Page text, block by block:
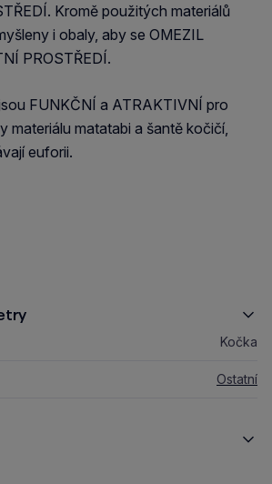
Kromě použitých materiálů
i obaly, aby se OMEZIL
PROSTŘEDÍ.
FUNKČNÍ a ATRAKTIVNÍ pro
materiálu matatabi a šantě kočičí,
euforii.
Kočka
Ostatní